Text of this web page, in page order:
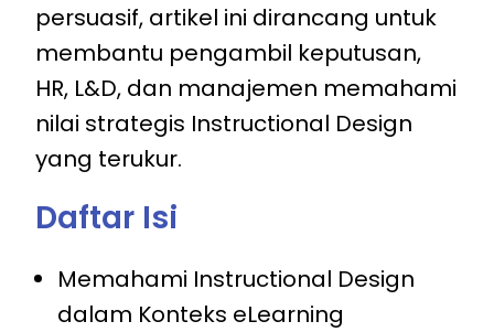
persuasif, artikel ini dirancang untuk
membantu pengambil keputusan,
HR, L&D, dan manajemen memahami
nilai strategis Instructional Design
yang terukur.
Daftar Isi
Memahami Instructional Design
dalam Konteks eLearning